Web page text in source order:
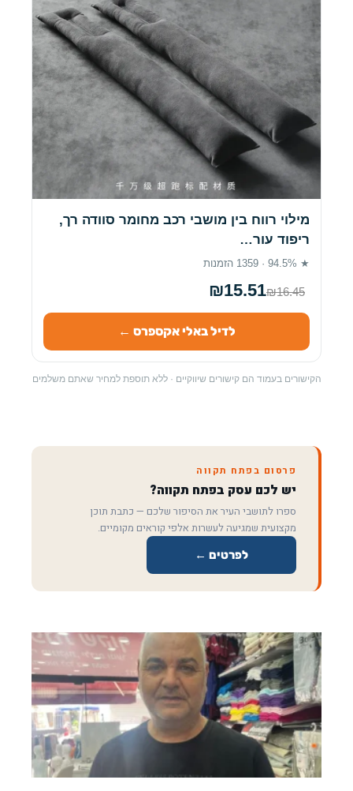
מילוי רווח בין מושבי רכב מחומר סוודה רך,
ריפוד עור…
★ 94.5% · 1359 הזמנות
₪15.51₪16.45
לדיל באלי אקספרס ←
הקישורים בעמוד הם קישורים שיווקיים · ללא תוספת למחיר שאתם משלמים
פרסום בפתח תקווה
יש לכם עסק בפתח תקווה?
ספרו לתושבי העיר את הסיפור שלכם — כתבת תוכן
מקצועית שמגיעה לעשרות אלפי קוראים מקומיים.
לפרטים ←